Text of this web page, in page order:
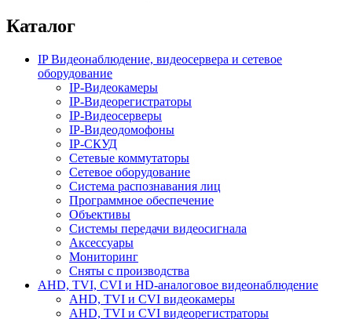
Каталог
IP Видеонаблюдение, видеосервера и сетевое
оборудование
IP-Видеокамеры
IP-Видеорегистраторы
IP-Видеосерверы
IP-Видеодомофоны
IP-СКУД
Сетевые коммутаторы
Сетевое оборудование
Система распознавания лиц
Программное обеспечение
Объективы
Системы передачи видеосигнала
Аксессуары
Мониторинг
Сняты с производства
AHD, TVI, CVI и HD-аналоговое видеонаблюдение
AHD, TVI и CVI видеокамеры
AHD, TVI и CVI видеорегистраторы